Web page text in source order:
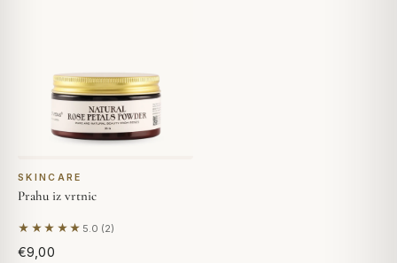
SKINCARE
Prahu iz vrtnic
★★★★★ 5.0 (2)
Na podlagi 2 mnenj
€9,00